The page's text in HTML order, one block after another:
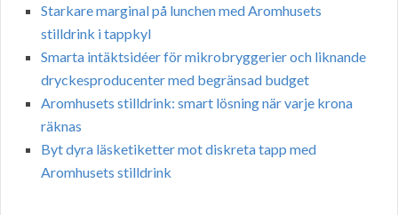
Starkare marginal på lunchen med Aromhusets
stilldrink i tappkyl
Smarta intäktsidéer för mikrobryggerier och liknande
dryckesproducenter med begränsad budget
Aromhusets stilldrink: smart lösning när varje krona
räknas
Byt dyra läsketiketter mot diskreta tapp med
Aromhusets stilldrink